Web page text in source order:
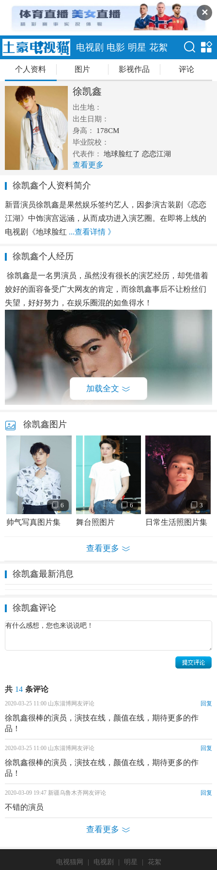
✕
电视剧 电影 明星 花絮
个人资料 图片 影视作品 评论
徐凯鑫
出生地：
出生日期：
身高：
178CM
毕业院校：
代表作：
地球脸红了 恋恋江湖
查看更多
徐凯鑫个人资料简介
新晋演员徐凯鑫是果然娱乐签约艺人，因参演古装剧《恋恋
江湖》中饰演宫远涵，从而成功进入演艺圈。在即将上线的
电视剧《地球脸红 ...查看详情 》
徐凯鑫个人经历
徐凯鑫是一名男演员，虽然没有很长的演艺经历，却凭借着
姣好的面容备受广大网友的肯定，而徐凯鑫事后不让粉丝们
失望，好好努力，在娱乐圈混的如鱼得水！
徐凯鑫个人资料简介 徐凯鑫演艺经历 徐凯鑫写真图片
徐凯鑫演艺经历：
2018年，参加爱
奇艺和“刘天池表演工坊”共同推出以孵化新
人演员为宗旨的“天鹅计划”。2018年11月，参演《恋恋江
湖》，饰演宫远涵；2019年3月，参演网剧《地球脸红了》。
徐凯鑫个人资料简介 徐凯鑫演艺经历 徐凯鑫写真图片
加载全文
徐凯鑫图片
6
帅气写真图片集
6
舞台照图片
3
日常生活照图片集
查看更多
徐凯鑫最新消息
徐凯鑫评论
共 14 条评论
2020-03-25 11:00 山东淄博网友评论 回复
徐凯鑫很棒的演员，演技在线，颜值在线，期待更多的作
品！
2020-03-25 11:00 山东淄博网友评论 回复
徐凯鑫很棒的演员，演技在线，颜值在线，期待更多的作
品！
2020-03-09 19:47 新疆乌鲁木齐网友评论 回复
不错的演员
查看更多
电视猫网 | 电视剧 | 明星 | 花絮